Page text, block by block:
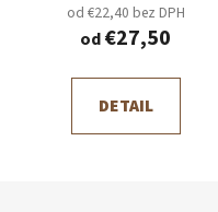
od €22,40 bez DPH
od€27,50
DETAIL